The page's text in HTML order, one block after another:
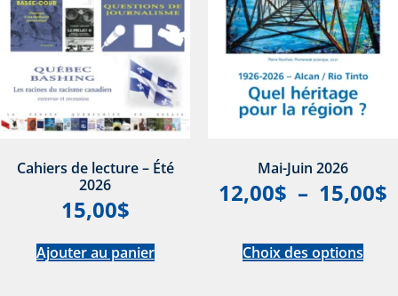
Cahiers de lecture – Été
2026
15,00$
Ajouter au panier
Mai-Juin 2026
12,00$ – 15,00$
Choix des options